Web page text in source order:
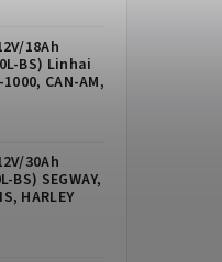
18Ah
BS) Linhai
CAN-AM,
30Ah
BS) SEGWAY,
HARLEY